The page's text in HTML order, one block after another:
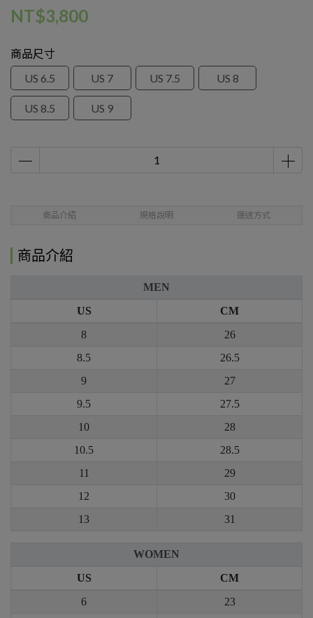
NT$3,800
商品尺寸
US 6.5
US 7 US 7.5 US 8
US 8.5 US 9
商品介紹 規格說明 運送方式
商品介紹
MEN
US
CM
8
26
8.5
26.5
9
27
9.5
27.5
10
28
10.5
28.5
11
29
12
30
13
31
WOMEN
US
CM
6
23